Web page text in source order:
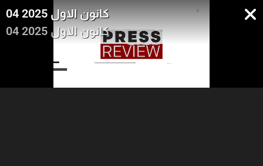
04 كانون الاول 2025
04 كانون الاول 2025